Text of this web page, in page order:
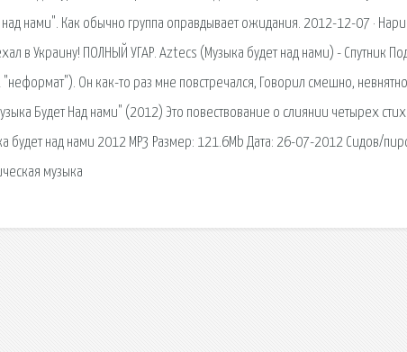
нами". Как обычно группа оправдывает ожидания. 2012-12-07 ·
в Украину! ПОЛНЫЙ УГАР. Aztecs (Музыка будет над нами) - Спутник
Он как-то раз мне повстречался, Говорил смешно,
Будет Над нами" (2012) Это повествование о слиянии четырех
будет над нами 2012 MP3 Размер: 121.6Mb Дата: 26-07-2012 Сидов/
музыка